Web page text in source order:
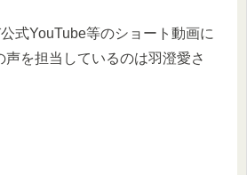
式YouTube等のショート動画に
声を担当しているのは羽澄愛さ